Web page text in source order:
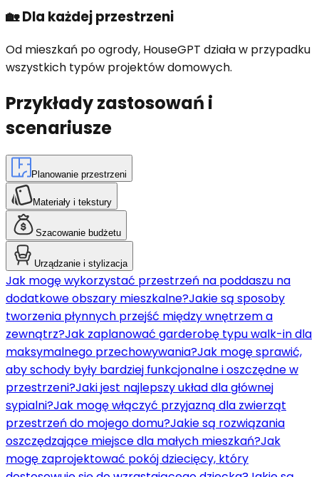
🏡Dla każdej przestrzeni
Od mieszkań po ogrody, HouseGPT działa w przypadku
wszystkich typów projektów domowych.
Przykłady zastosowań i
scenariusze
Planowanie przestrzeni
Materiały i tekstury
Szacowanie budżetu
Urządzanie i stylizacja
Jak mogę wykorzystać przestrzeń na poddaszu na
dodatkowe obszary mieszkalne?Jakie są sposoby
tworzenia płynnych przejść między wnętrzem a
zewnątrz?Jak zaplanować garderobę typu walk-in dla
maksymalnego przechowywania?Jak mogę sprawić,
aby schody były bardziej funkcjonalne i oszczędne w
przestrzeni?Jaki jest najlepszy układ dla głównej
sypialni?Jak mogę włączyć przyjazną dla zwierząt
przestrzeń do mojego domu?Jakie są rozwiązania
oszczędzające miejsce dla małych mieszkań?Jak
mogę zaprojektować pokój dziecięcy, który